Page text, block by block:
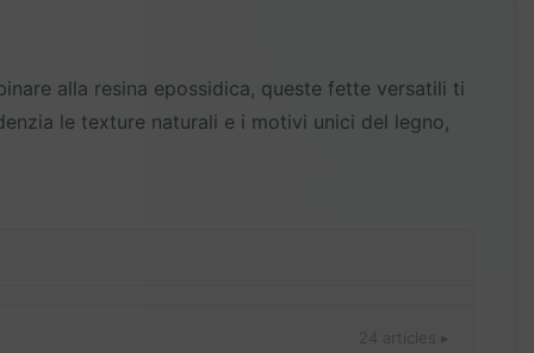
alla resina epossidica, queste fette versatili ti
le texture naturali e i motivi unici del legno,